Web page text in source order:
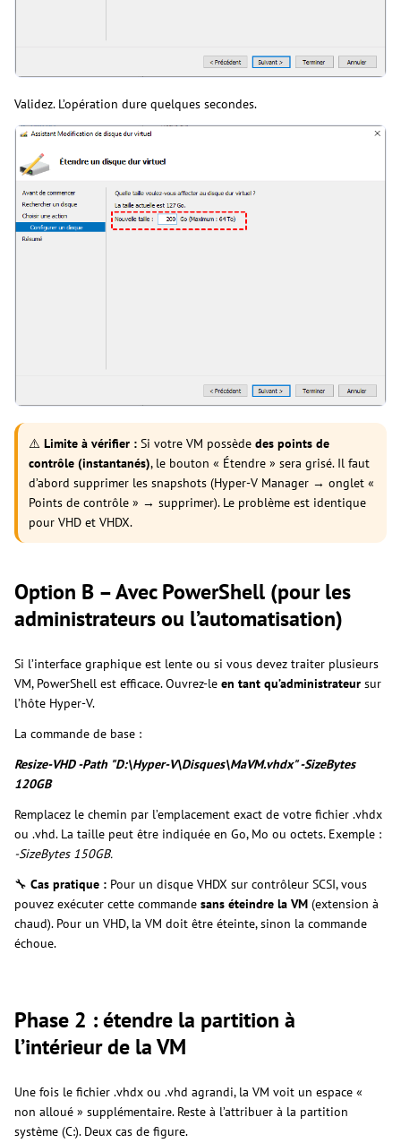
Validez. L’opération dure quelques secondes.
⚠️ Limite à vérifier : Si votre VM possède des points de
contrôle (instantanés), le bouton « Étendre » sera grisé. Il faut
d’abord supprimer les snapshots (Hyper-V Manager → onglet «
Points de contrôle » → supprimer). Le problème est identique
pour VHD et VHDX.
Option B – Avec PowerShell (pour les
administrateurs ou l’automatisation)
Si l’interface graphique est lente ou si vous devez traiter plusieurs
VM, PowerShell est efficace. Ouvrez-le en tant qu’administrateur sur
l’hôte Hyper-V.
La commande de base :
Resize-VHD -Path "D:\Hyper-V\Disques\MaVM.vhdx" -SizeBytes
120GB
Remplacez le chemin par l’emplacement exact de votre fichier .vhdx
ou .vhd. La taille peut être indiquée en Go, Mo ou octets. Exemple :
-SizeBytes 150GB.
🔧 Cas pratique : Pour un disque VHDX sur contrôleur SCSI, vous
pouvez exécuter cette commande sans éteindre la VM (extension à
chaud). Pour un VHD, la VM doit être éteinte, sinon la commande
échoue.
Phase 2 : étendre la partition à
l’intérieur de la VM
Une fois le fichier .vhdx ou .vhd agrandi, la VM voit un espace «
non alloué » supplémentaire. Reste à l’attribuer à la partition
système (C:). Deux cas de figure.